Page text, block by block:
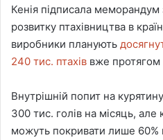
o
w
o
X
a
n
e
a
i
l
Кенія підписала
розвитку птахівництва в
виробники планують
240 тис. птахів вже протягом
Внутрішній попит на
300 тис. голів на місяць, але
можуть покривати лише 60%